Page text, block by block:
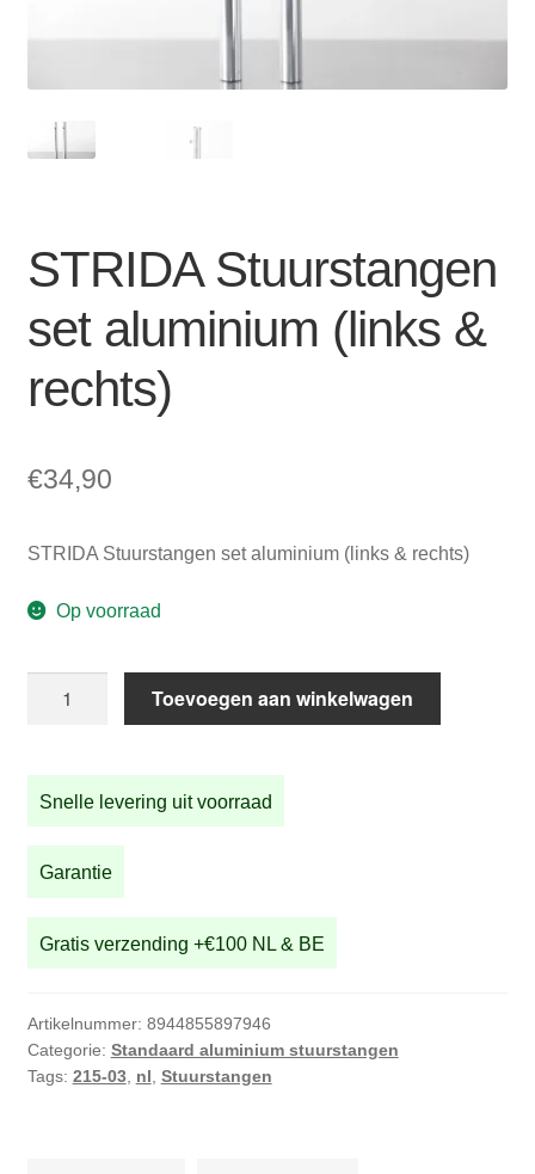
SALE
STRIDA Stuurstangen
set aluminium (links &
rechts)
€34,90
STRIDA Stuurstangen set aluminium (links & rechts)
Op voorraad
aluminium
(links
rechts)
aantal
Toevoegen aan winkelwagen
Snelle levering uit voorraad
Garantie
Gratis verzending +€100 NL & BE
Artikelnummer: 8944855897946
Categorie: Standaard aluminium stuurstangen
Tags: 215-03, nl Stuurstangen